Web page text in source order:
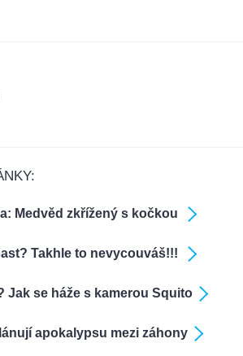
Medvěd zkřížený s kočkou
Takhle to nevycouváš!!!
Jak se háže s kamerou Squito
apokalypsu mezi záhony